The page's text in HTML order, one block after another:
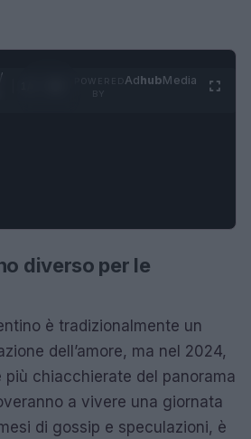
AdhubMedia
diverso per le
è tradizionalmente un
dell’amore, ma nel 2024,
più chiacchierate del panorama
a vivere una giornata
di gossip e speculazioni, è